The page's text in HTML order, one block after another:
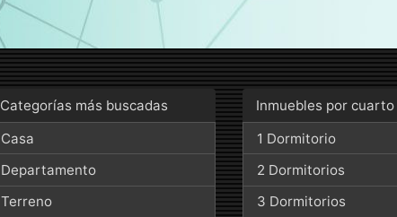
Categorías más buscadas
Casa
Departamento
Terreno
Inmuebles por cuarto
1 Dormitorio
2 Dormitorios
3 Dormitorios